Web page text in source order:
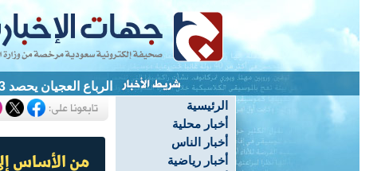
الرباع العجيان يحصد 3 ميداليات ويحطم 4 أرقام قياسية بآسيوية الأثقال
الرئيسية
أخبار محلية
أخبار الناس
أخبار رياضية